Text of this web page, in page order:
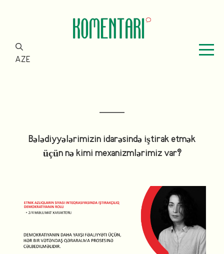
AZE
Bələdiyyələrimizin idarəsində iştirak etmək
üçün nə kimi mexanizmlərimiz var?